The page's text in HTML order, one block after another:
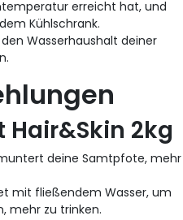
erreicht hat, und
Kühlschrank.
Wasserhaushalt deiner
2kg
deine Samtpfote, mehr
mit fließendem Wasser, um
mehr zu trinken.